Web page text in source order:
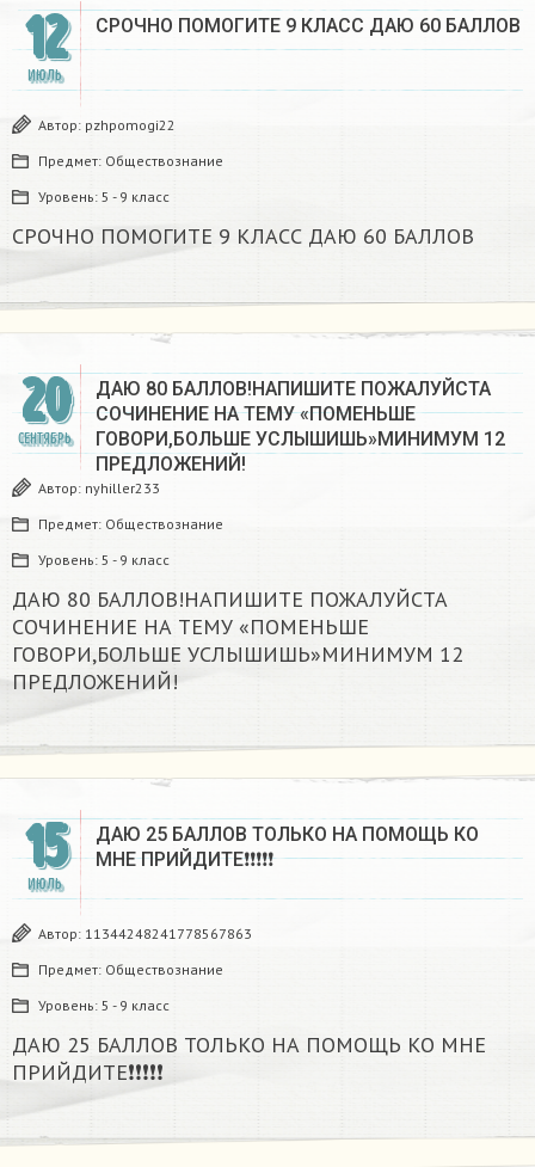
12
ИЮЛЬ
СРОЧНО ПОМОГИТЕ 9 КЛАСС ДАЮ 60 БАЛЛОВ
Автор: pzhpomogi22
Предмет: Обществознание
Уровень: 5 - 9 класс
СРОЧНО ПОМОГИТЕ 9 КЛАСС ДАЮ 60 БАЛЛОВ
20
СЕНТЯБРЬ
ДАЮ 80 БАЛЛОВ!НАПИШИТЕ ПОЖАЛУЙСТА
СОЧИНЕНИЕ НА ТЕМУ «ПОМЕНЬШЕ
ГОВОРИ,БОЛЬШЕ УСЛЫШИШЬ»МИНИМУМ 12
ПРЕДЛОЖЕНИЙ!
Автор: nyhiller233
Предмет: Обществознание
Уровень: 5 - 9 класс
ДАЮ 80 БАЛЛОВ!НАПИШИТЕ ПОЖАЛУЙСТА
СОЧИНЕНИЕ НА ТЕМУ «ПОМЕНЬШЕ
ГОВОРИ,БОЛЬШЕ УСЛЫШИШЬ»МИНИМУМ 12
ПРЕДЛОЖЕНИЙ!
15
ИЮЛЬ
ДАЮ 25 БАЛЛОВ ТОЛЬКО НА ПОМОЩЬ КО
МНЕ ПРИЙДИТЕ❗️❗️❗️❗️❗️
Автор: 11344248241778567863
Предмет: Обществознание
Уровень: 5 - 9 класс
ДАЮ 25 БАЛЛОВ ТОЛЬКО НА ПОМОЩЬ КО МНЕ
ПРИЙДИТЕ❗️❗️❗️❗️❗️